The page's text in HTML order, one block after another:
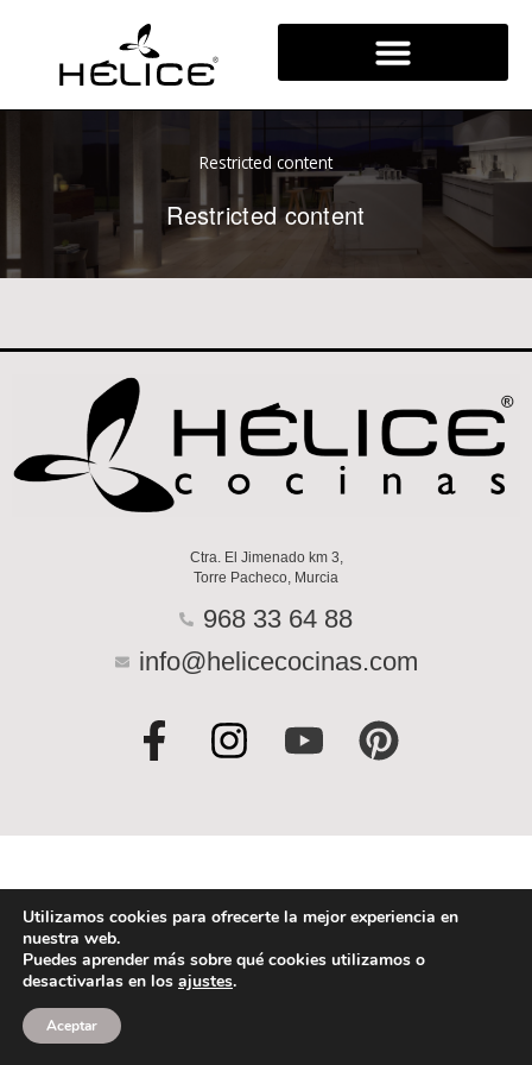
Restricted content
Restricted content
Ctra. El Jimenado km 3,
Torre Pacheco, Murcia
968 33 64 88
info@helicecocinas.com
F
a
e
b
o
o
k
I
n
t
a
g
r
a
Y
o
t
u
b
e
P
i
t
e
r
e
Utilizamos cookies para ofrecerte la mejor experiencia en
nuestra web.
Puedes aprender más sobre qué cookies utilizamos o
desactivarlas en los ajustes.
Aceptar